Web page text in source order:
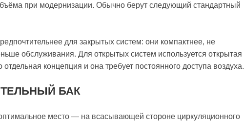
при модернизации. Обычно берут следующий стандартный
для закрытых систем: они компактнее, не
обслуживания. Для открытых систем используется открытая
концепция и она требует постоянного доступа воздуха.
БАК
место — на всасывающей стороне циркуляционного